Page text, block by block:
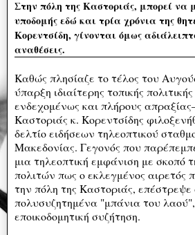
Στην πόλη της Καστοριάς, μπορεί να
υποδομής εδώ και τρία χρόνια της
Κορεντσίδη, γίνονται όμως
αναθέσεις.
Καθώς πλησίαζε το τέλος του
ύπαρξη ιδιαίτερης τοπικής
ενδεχομένως και πλήρους
Καστοριάς κ. Κορεντσίδης
δελτίο ειδήσεων τηλεοπτικού
Μακεδονίας. Γεγονός που
μια τηλεοπτική εμφάνιση με σκοπό
πολιτών πως ο εκλεγμένος αιρετός
την πόλη της Καστοριάς,
πολυσυζητημένα "μπάνια του
εποικοδομητική συζήτηση.